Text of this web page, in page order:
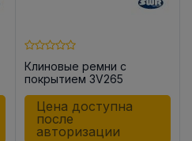
Клиновые ремни с
покрытием 3V265
Цена доступна
после
авторизации